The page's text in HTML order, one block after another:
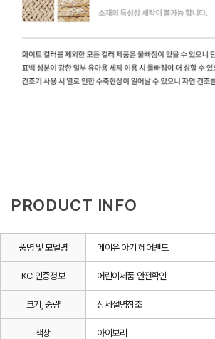
PRODUCT INFO
품명 및 모델명 메이유 아기 헤어밴드
KC 인증정보 어린이제품 안전확인
크기, 중량 상세설명참조
색상 아이보리